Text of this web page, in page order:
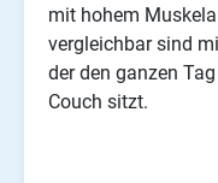
mit hohem
vergleichbar sind
der den ganzen
Couch sitzt.